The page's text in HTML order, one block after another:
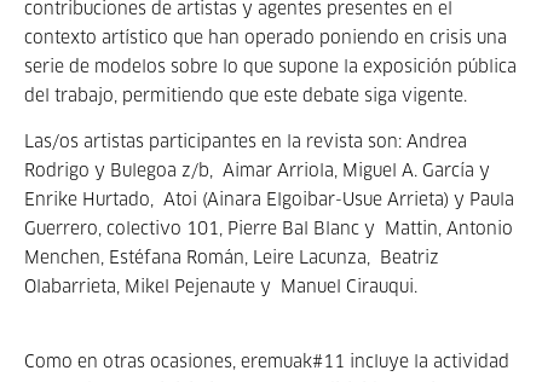
contribuciones de artistas y agentes presentes en el
contexto artístico que han operado poniendo en crisis una
serie de modelos sobre lo que supone la exposición pública
del trabajo, permitiendo que este debate siga vigente.
Las/os artistas participantes en la revista son: Andrea
Rodrigo y Bulegoa z/b, Aimar Arriola, Miguel A. García y
Enrike Hurtado, Atoi (Ainara Elgoibar-Usue Arrieta) y Paula
Guerrero, colectivo 101, Pierre Bal Blanc y Mattin, Antonio
Menchen, Estéfana Román, Leire Lacunza, Beatriz
Olabarrieta, Mikel Pejenaute y Manuel Cirauqui.
Como en otras ocasiones, eremuak#11 incluye la actividad